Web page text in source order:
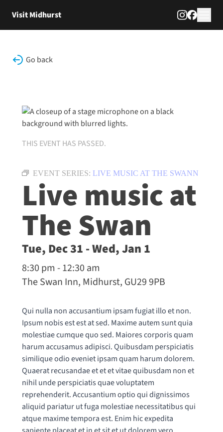
Visit Midhurst
Go back
THIS EVENT HAS PASSED.
EVENT SERIES: LIVE MUSIC AT THE SWANN
Live music at
The Swan
Tue, Dec 31 - Wed, Jan 1
8:30 pm - 12:30 am
The Swan Inn, Midhurst, GU29 9PB
Qui nulla non accusantium ipsam fugiat illo et non.
Ipsum nobis est est at sed. Maxime autem sunt quia
molestiae cumque quo sed. Maiores corporis quam
harum accusamus adipisci. Quibusdam perspiciatis
similique odio eveniet ipsam quam harum dolorem.
Quaerat recusandae et et et vitae quibusdam non et
nihil unde perspiciatis quae voluptatem
reprehenderit. Accusantium optio qui dignissimos
aliquid pariatur ut fuga molestiae necessitatibus qui
atque maxime tempora est. Enim hic expedita